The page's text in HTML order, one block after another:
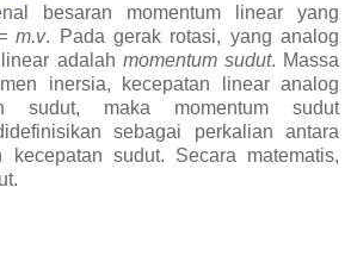
besaran momentum linear yang
m.v. Pada gerak rotasi, yang analog
adalah momentum sudut. Massa
inersia, kecepatan linear analog
sudut, maka momentum sudut
sebagai perkalian antara
kecepatan sudut. Secara matematis,